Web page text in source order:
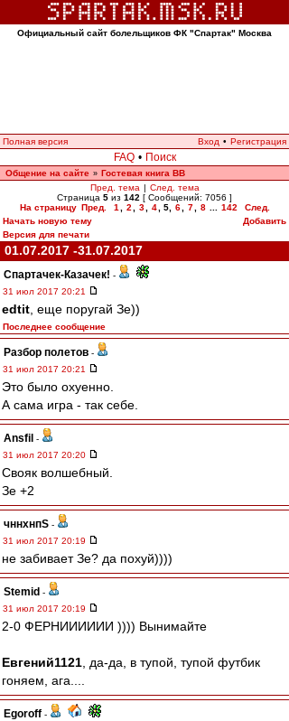
Официальный сайт болельщиков ФК "Спартак" Москва
Полная версия Вход • Регистрация
FAQ • Поиск
Общение на сайте » Гостевая книга ВВ
Пред. тема | След. тема
Страница 5 из 142 [ Сообщений: 7056 ]
На страницу Пред. 1 2 3 4 5, 6 7 8 142
След.
Начать новую тему
Добавить
Версия для печати
01.07.2017 -31.07.2017
Спартачек-Казачек! -
31 июл 2017 20:21
edtit , еще поругай Зе))
Последнее сообщение
Разбор полетов -
31 июл 2017 20:21
Это было охуенно.
А сама игра - так себе.
Ansfil -
31 июл 2017 20:20
Свояк волшебный.
Зе +2
чннхнпS -
31 июл 2017 20:19
не забивает Зе? да похуй))))
Stemid -
31 июл 2017 20:19
2-0 ФЕРНИИИИИИ )))) Вынимайте
Евгений1121 , да-да, в тупой, тупой футбик
гоняем, ага....
Egoroff -